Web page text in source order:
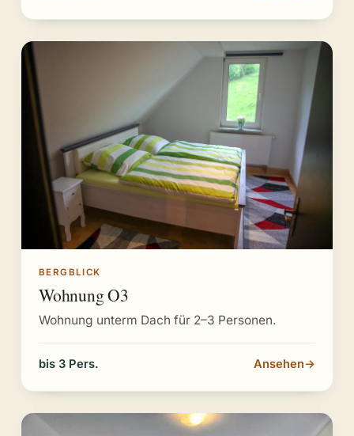
BERGBLICK
Wohnung O3
Wohnung unterm Dach für 2–3 Personen.
bis 3 Pers. Ansehen→